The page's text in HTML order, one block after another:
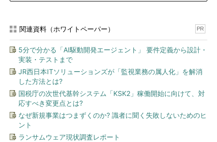
「だから社内運用のほうがいい」といっているのではない。筆
者が「『AWSで、社内DCよりセキュリティを高められる』理
由」という記事で着目したのは、クラウドサービスの機能を活用
することで、逆に社内運用の場合よりもIT環境を適切にコントロ
ールできる可能性だ。
一方、クラウドサービスを一度採用し
たからといって、事業者にすべてをまか
せるのも間違いだ。常に使用しているサ
ービスを監視し、状況に応じて必要なア
クションをとれるように、選択肢を確保
関連資料（ホワイトペーパー） PR
5分で分かる「AI駆動開発エージェント」 要件定義から設計・
実装・テストまで
JR西日本ITソリューションズが「監視業務の属人化」を解消
した方法とは?
国税庁の次世代基幹システム「KSK2」稼働開始に向けて、対
応すべき変更点とは?
なぜ新規事業はつまずくのか? 識者に聞く失敗しないためのヒ
ント
ランサムウェア現状調査レポート